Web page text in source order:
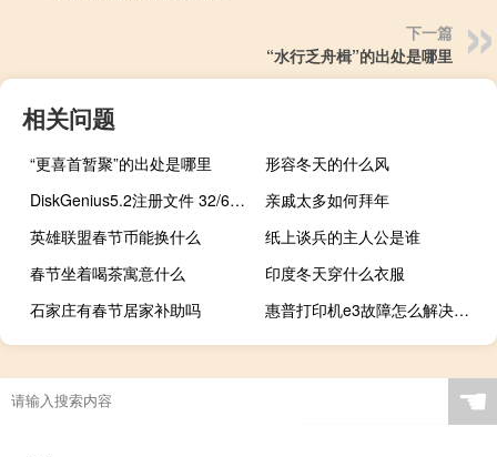
下一篇
“水行乏舟楫”的出处是哪里
相关问题
“更喜首暂聚”的出处是哪里
形容冬天的什么风
DiskGenius5.2注册文件 32/64位 绿色免费版（DiskGenius5.2注册文件 32/64位 绿色免费版功能简介）
亲戚太多如何拜年
英雄联盟春节币能换什么
纸上谈兵的主人公是谁
春节坐着喝茶寓意什么
印度冬天穿什么衣服
石家庄有春节居家补助吗
惠普打印机e3故障怎么解决（惠普打印机e3故障）
☚